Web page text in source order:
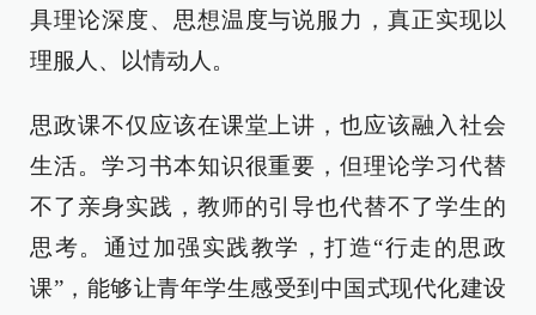
具理论深度、思想温度与说服力，真正实现以
理服人、以情动人。
思政课不仅应该在课堂上讲，也应该融入社会
生活。学习书本知识很重要，但理论学习代替
不了亲身实践，教师的引导也代替不了学生的
思考。通过加强实践教学，打造“行走的思政
课”，能够让青年学生感受到中国式现代化建设